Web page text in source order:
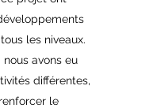
les niveaux.
avons eu
différentes,
le